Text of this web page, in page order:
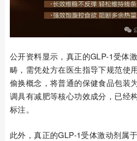
公开资料显示，真正的GLP-1受体
畴，需凭处方在医生指导下规范使
偷换概念，将普通的保健食品包装
调具有减肥等核心功效成分，已经
标注。
此外，真正的GLP-1受体激动剂属